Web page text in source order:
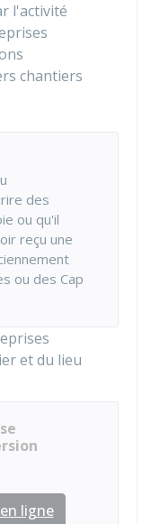
l'activité
chantiers
des
ou qu'il
reçu une
ou des Cap
et du lieu
ligne